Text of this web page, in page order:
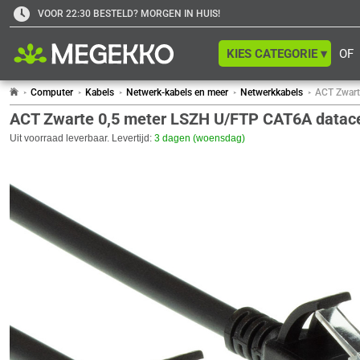
VOOR 22:30 BESTELD? MORGEN IN HUIS!
OF
KIES CATEGORIE ▾
Computer Kabels Netwerk-kabels en meer Netwerkkabels ACT
ACT Zwarte 0,5 meter LSZH U/FTP CAT6A
Uit voorraad leverbaar. Levertijd: 3 dagen (woensdag)